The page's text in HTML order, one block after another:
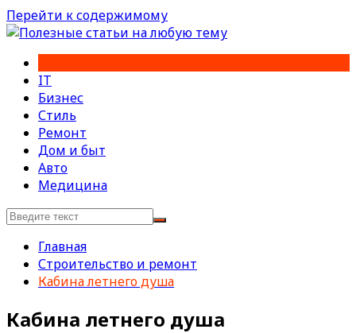
Перейти к содержимому
IT
Бизнес
Стиль
Ремонт
Дом и быт
Авто
Медицина
Главная
Строительство и ремонт
Кабина летнего душа
Кабина летнего душа